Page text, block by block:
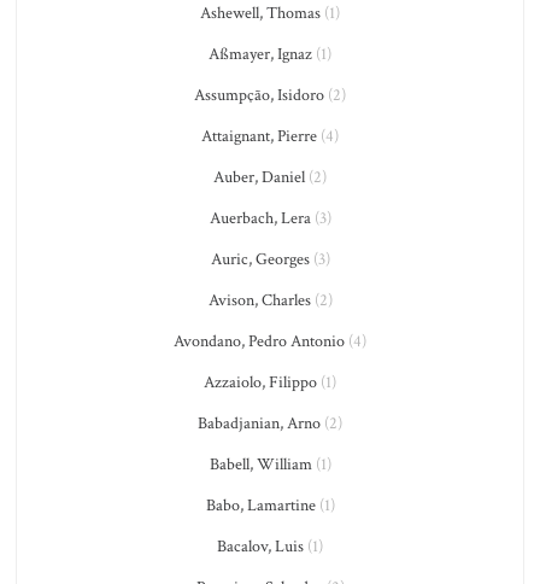
Ashewell, Thomas (1)
Aßmayer, Ignaz (1)
Assumpção, Isidoro (2)
Attaignant, Pierre (4)
Auber, Daniel (2)
Auerbach, Lera(3)
Auric, Georges(3)
Avison, Charles(2)
Avondano, Pedro Antonio (4)
Azzaiolo, Filippo (1)
Babadjanian, Arno (2)
Babell, William(1)
Babo, Lamartine(1)
Bacalov, Luis (1)